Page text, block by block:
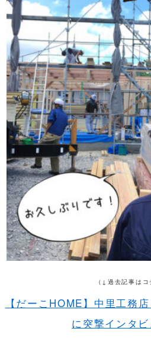
（↓過去記事はコ
【だーこHOME】中里工務
に突撃インタビ